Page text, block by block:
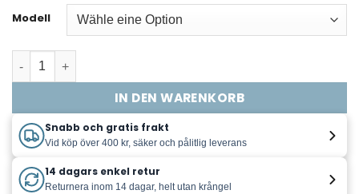
Modell
Colt .45 Peacemaker Hölster - Höger - 2.25" - Mahogny
IN DEN WARENKORB
Snabb och gratis frakt
Vid köp över 400 kr, säker och pålitlig leverans
14 dagars enkel retur
Returnera inom 14 dagar, helt utan krångel